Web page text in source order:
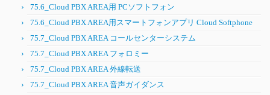
75.6_Cloud PBX AREA用 PCソフトフォン
75.6_Cloud PBX AREA用スマートフォンアプリ Cloud Softphone
75.7_Cloud PBX AREA コールセンターシステム
75.7_Cloud PBX AREA フォロミー
75.7_Cloud PBX AREA 外線転送
75.7_Cloud PBX AREA 音声ガイダンス